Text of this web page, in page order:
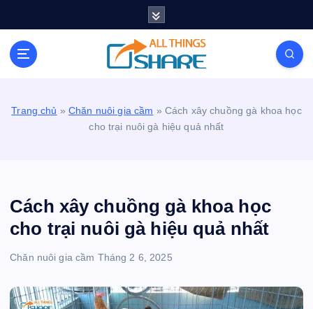
Personal Blog | Knowledge | Technology | Tips |
Pets | Life
Trang chủ »Chăn nuôi gia cầm » Cách xây chuồng gà khoa học
cho trại nuôi gà hiệu quả nhất
Cách xây chuồng gà khoa học
cho trại nuôi gà hiệu quả nhất
Chăn nuôi gia cầm Tháng 2 6, 2025